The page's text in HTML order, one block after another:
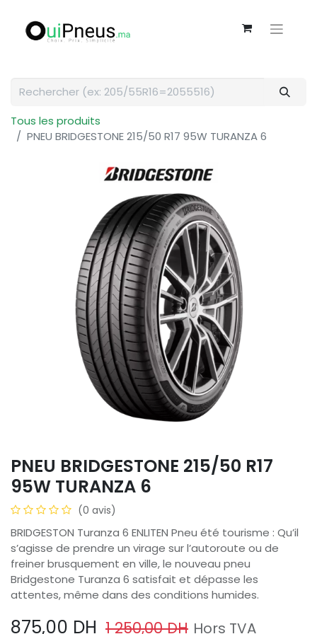
Tous les produits
PNEU BRIDGESTONE 215/50 R17 95W TURANZA 6
PNEU BRIDGESTONE 215/50 R17
95W TURANZA 6
(0 avis)
BRIDGESTON Turanza 6 ENLITEN Pneu été tourisme : Qu’il
s’agisse de prendre un virage sur l’autoroute ou de
freiner brusquement en ville, le nouveau pneu
Bridgestone Turanza 6 satisfait et dépasse les
attentes, même dans des conditions humides.
875,00 DH 1 250,00DH Hors TVA